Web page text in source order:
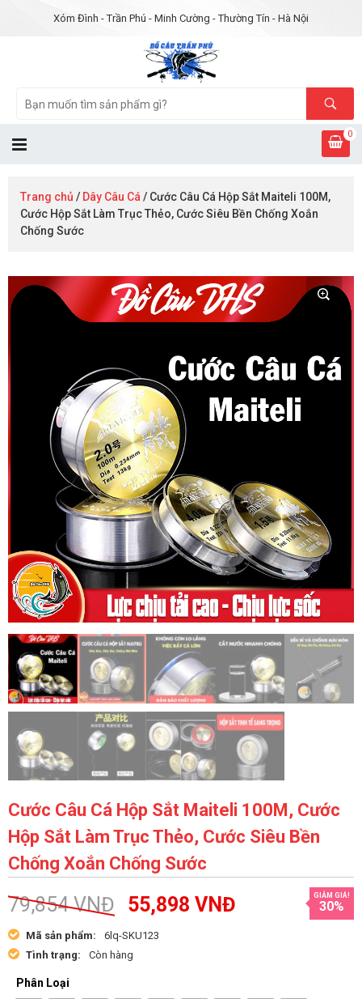
Xóm Đình - Trần Phú - Minh Cường - Thường Tín - Hà Nội
0
Trang chủ / Dây Câu Cá / Cước Câu Cá Hộp Sắt Maiteli 100M,
Cước Hộp Sắt Làm Trục Thẻo, Cước Siêu Bền Chống Xoắn
Chống Sước
Cước Câu Cá Hộp Sắt Maiteli 100M, Cước
Hộp Sắt Làm Trục Thẻo, Cước Siêu Bền
Chống Xoắn Chống Sước
79,854VNĐ 55,898 VNĐ GIẢM GIÁ!
30%
Mã sản phẩm:
6lq-SKU123
Tình trạng:
Còn hàng
Phân Loại